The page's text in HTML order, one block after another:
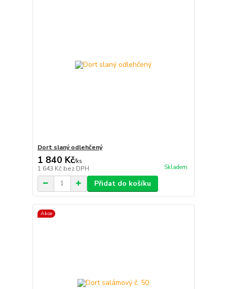
Dort slaný odlehčený
1 840 Kč/ks
1 643 Kč bez DPH Skladem
Přidat do košíku
Akce